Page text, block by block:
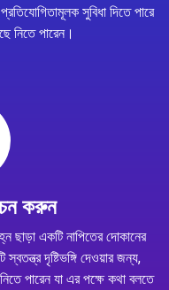
সুবিধা দিতে পারে
নিতে পারেন।
করুন
ছাড়া একটি নাপিতের দোকানের
দৃষ্টিভঙ্গি দেওয়ার জন্য,
পারেন যা এর পক্ষে কথা বলতে